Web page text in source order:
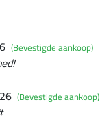
(Bevestigde aankoop)
(Bevestigde aankoop)